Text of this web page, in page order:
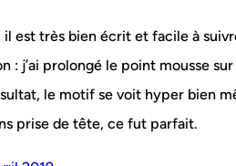
est très bien écrit et facile à
: j’ai prolongé le point mousse
le motif se voit hyper bien
prise de tête, ce fut parfait.